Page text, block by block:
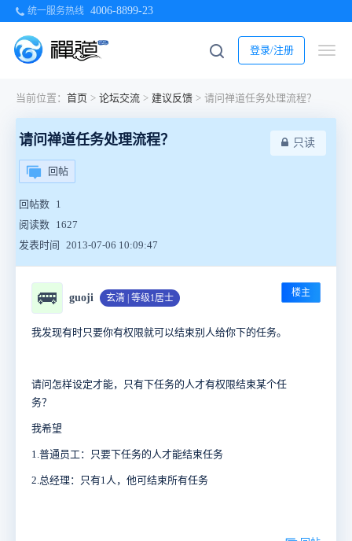
统一服务热线 4006-8899-23
登录/注册
当前位置： 首页 > 论坛交流 > 建议反馈 > 请问禅道任务处理流程？
只读
请问禅道任务处理流程？
回帖
回帖数 1
阅读数 1627
发表时间
2013-07-06 10:09:47
🚌 guoji 玄清 | 等级1居士 楼主
我发现有时只要你有权限就可以结束别人给你下的任务。
请问怎样设定才能，只有下任务的人才有权限结束某个任
务？
我希望
1.普通员工：只要下任务的人才能结束任务
2.总经理：只有1人，他可结束所有任务